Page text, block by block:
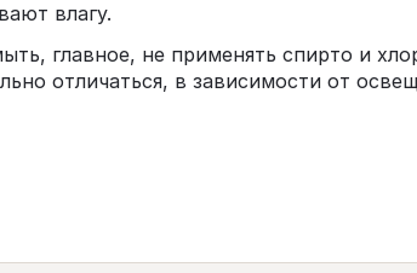
влагу.
главное, не применять спирто и
отличаться, в зависимости от